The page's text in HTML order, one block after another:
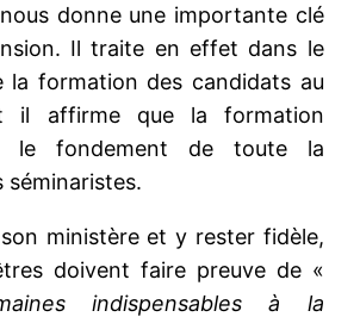
nous donne une importante clé
Il traite en effet dans le
la formation des candidats au
il affirme que la formation
le fondement de toute la
ministère et y rester fidèle,
doivent faire preuve de «
indispensables à la